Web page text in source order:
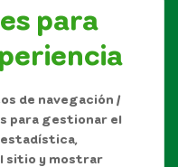
para
de navegación /
para gestionar el
sitio y mostrar